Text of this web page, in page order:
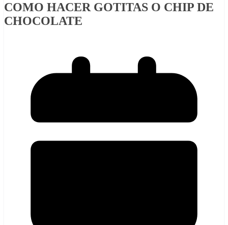
COMO HACER GOTITAS O CHIP DE
CHOCOLATE